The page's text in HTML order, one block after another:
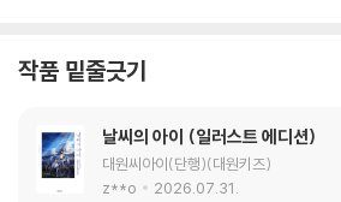
아가르타의 전설]은 그의 30여 년간의 상상력
설정과 함께 삶과 죽음 그리고 그로 인한 상실
하게 표현해내 찬사를 얻은 작품. 여기에 두 주
리까지 더해져 높은 완성도를 자랑한다. 제55
작품 밑줄긋기
날씨의 아이 (일러스트 에디션)
대원씨아이(단행)(대원키즈)
z**o
2026.07.31.